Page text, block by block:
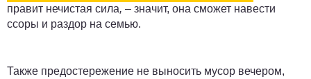
правит нечистая сила, – значит, она сможет навести
ссоры и раздор на семью.
Также предостережение не выносить мусор вечером,